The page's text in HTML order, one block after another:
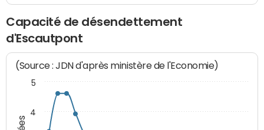
Capacité de désendettement
d'Escautpont
(Source : JDN d'après ministère de l'Economie)
4
5